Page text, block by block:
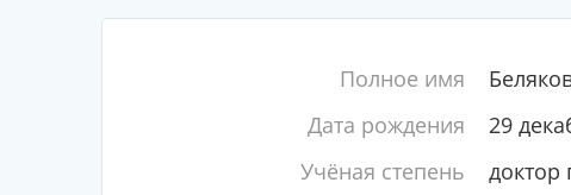
Полное имя
Дата рождения
29
Учёная степень
доктор